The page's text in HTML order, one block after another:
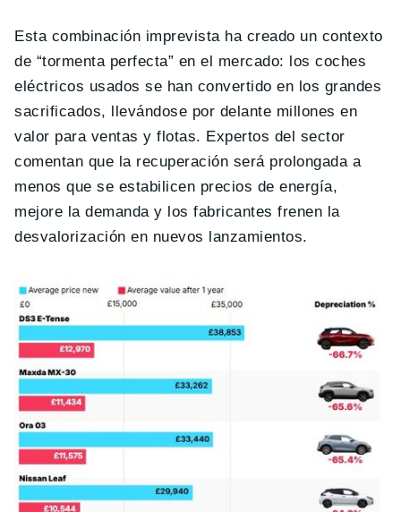
Esta combinación imprevista ha creado un contexto
de “tormenta perfecta” en el mercado: los coches
eléctricos usados se han convertido en los grandes
sacrificados, llevándose por delante millones en
valor para ventas y flotas. Expertos del sector
comentan que la recuperación será prolongada a
menos que se estabilicen precios de energía,
mejore la demanda y los fabricantes frenen la
desvalorización en nuevos lanzamientos.